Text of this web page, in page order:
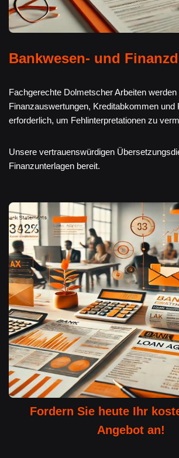
Bankwesen- und
Fachgerechte Dolmetscher Arbeiten werden
Finanzauswertungen, Kreditabkommen und
erforderlich, um Fehlinterpretationen zu
Unsere vertrauenswürdigen
Finanzunterlagen bereit.
Fordern Sie heute Ihr
Angebot an!